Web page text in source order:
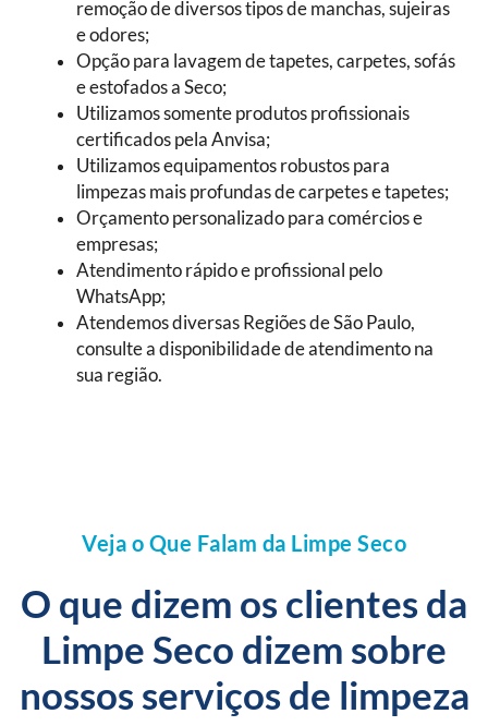
remoção de diversos tipos de manchas, sujeiras
e odores;
Opção para lavagem de tapetes, carpetes, sofás
e estofados a Seco;
Utilizamos somente produtos profissionais
certificados pela Anvisa;
Utilizamos equipamentos robustos para
limpezas mais profundas de carpetes e tapetes;
Orçamento personalizado para comércios e
empresas;
Atendimento rápido e profissional pelo
WhatsApp;
Atendemos diversas Regiões de São Paulo,
consulte a disponibilidade de atendimento na
sua região.
Veja o Que Falam da Limpe Seco
O que dizem os clientes da
Limpe Seco dizem sobre
nossos serviços de limpeza